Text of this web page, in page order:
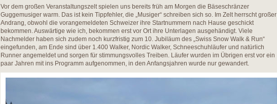
Vor dem großen Veranstaltungszelt spielen uns bereits früh am Morgen die Bäseschränzer
Guggemusiger warm. Das ist kein Tippfehler, die „Musiger“ schreiben sich so. Im Zelt herrscht großer
Andrang, obwohl die vorangemeldeten Schweizer ihre Startnummern nach Hause geschickt
bekommen. Auswärtige wie ich, bekommen erst vor Ort ihre Unterlagen ausgehändigt. Viele
Nachmelder haben sich zudem noch kurzfristig zum 10. Jubiläum des „Swiss Snow Walk & Run“
eingefunden, am Ende sind über 1.400 Walker, Nordic Walker, Schneeschuhläufer und natürlich
Runner angemeldet und sorgen für stimmungsvolles Treiben. Läufer wurden im Übrigen erst vor ein
paar Jahren mit ins Programm aufgenommen, in den Anfangsjahren wurde nur gewandert.